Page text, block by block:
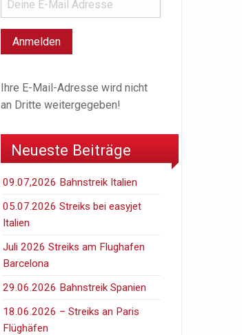
Ihre E-Mail-Adresse wird nicht
an Dritte weitergegeben!
Neueste Beiträge
09.07,2026 Bahnstreik Italien
05.07.2026 Streiks bei easyjet
Italien
Juli 2026 Streiks am Flughafen
Barcelona
29.06.2026 Bahnstreik Spanien
18.06.2026 – Streiks an Paris
Flüghäfen